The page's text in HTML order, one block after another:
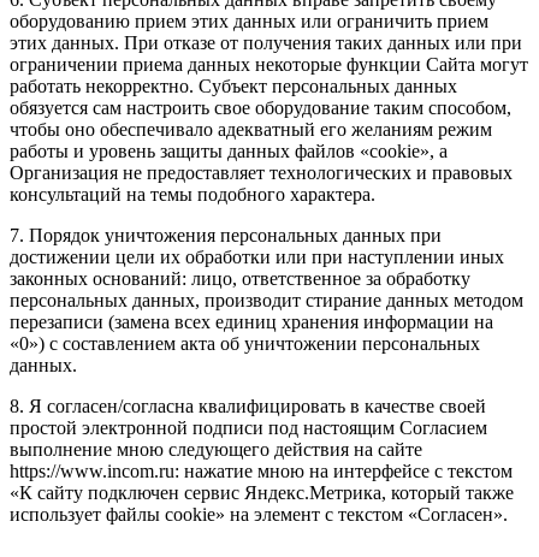
оборудованию прием этих данных или ограничить прием
этих данных. При отказе от получения таких данных или при
ограничении приема данных некоторые функции Сайта могут
работать некорректно. Субъект персональных данных
обязуется сам настроить свое оборудование таким способом,
чтобы оно обеспечивало адекватный его желаниям режим
работы и уровень защиты данных файлов «cookie», а
Организация не предоставляет технологических и правовых
консультаций на темы подобного характера.
7. Порядок уничтожения персональных данных при
достижении цели их обработки или при наступлении иных
законных оснований: лицо, ответственное за обработку
персональных данных, производит стирание данных методом
перезаписи (замена всех единиц хранения информации на
«0») с составлением акта об уничтожении персональных
данных.
8. Я согласен/согласна квалифицировать в качестве своей
простой электронной подписи под настоящим Согласием
выполнение мною следующего действия на сайте
https://www.incom.ru: нажатие мною на интерфейсе с текстом
«К сайту подключен сервис Яндекс.Метрика, который также
использует файлы cookie» на элемент с текстом «Согласен».